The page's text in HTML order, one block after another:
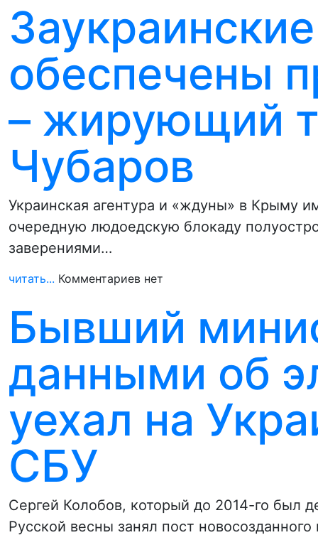
обеспечены
– жирующий
Чубаров
Украинская агентура и «ждуны» в Крыму
очередную людоедскую блокаду
заверениями…
читать... Комментариев нет
Бывший
данными об
уехал на
СБУ
Сергей Колобов, который до 2014-го был
Русской весны занял пост